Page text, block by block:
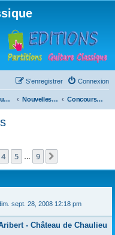
Connexion
S’enregistrer
Infos musicales Nouvelles de toutes sortes, concerts, partitions… Concours, stages et concerts
4 5 9
sept. 28, 2008 12:18 pm
- Château de Chaulieu